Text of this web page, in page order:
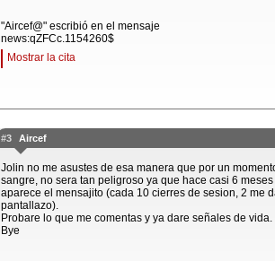
"Aircef@" escribió en el mensaje
news:qZFCc.1154260$
Mostrar la cita
#3 Aircef
Jolin no me asustes de esa manera que por un
sangre, no sera tan peligroso ya que hace casi 6
aparece el mensajito (cada 10 cierres de sesion, 2 me
pantallazo).
Probare lo que me comentas y ya dare señales de vida.
Bye